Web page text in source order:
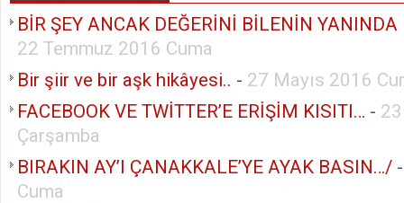
BİR ŞEY ANCAK DEĞERİNİ BİLENİN
22 Temmuz 2016 Cuma
Bir şiir ve bir aşk hikâyesi.. - 27 Mayıs 2016
FACEBOOK VE TWİTTER’E ERİŞİM KISITI… -
Çarşamba
BIRAKIN AY’I ÇANAKKALE’YE AYAK BASIN…/
Cuma